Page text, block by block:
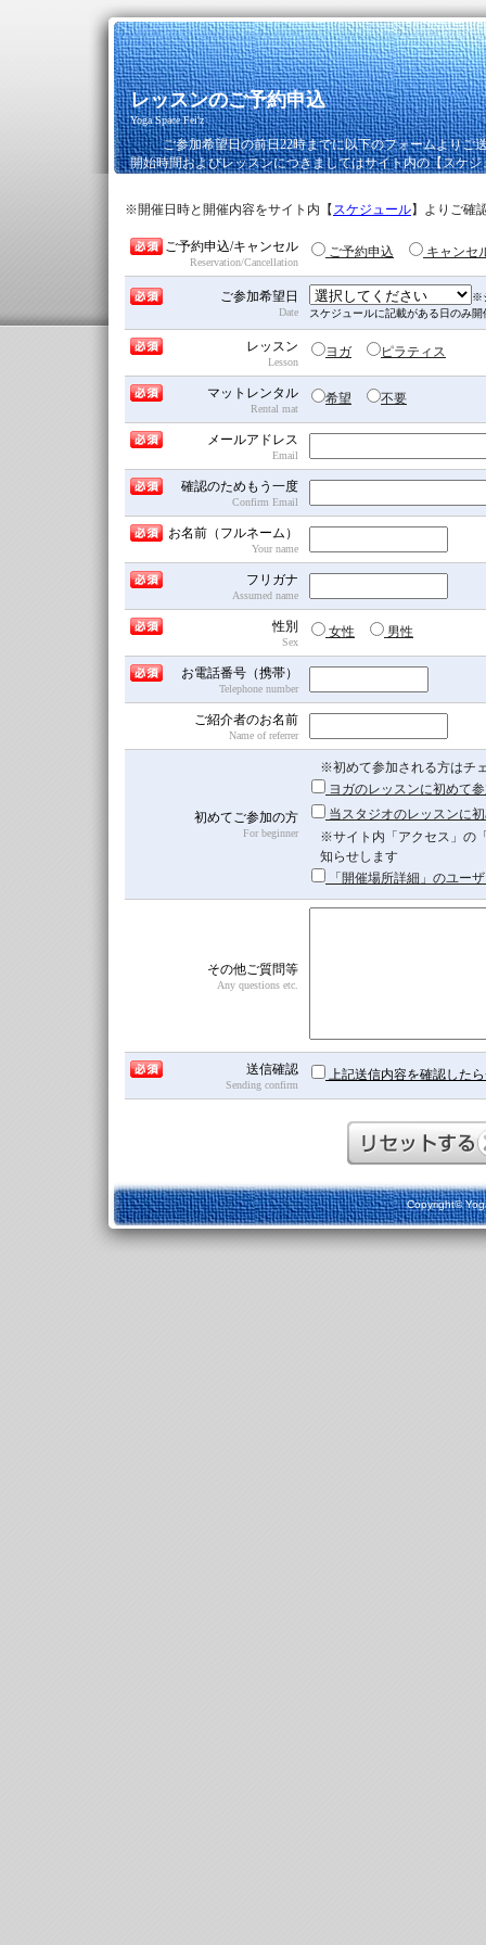
レッスンのご予約申込
Yoga Space Fei'z
ご参加希望日の前日22時までに以下のフォームよりご
開始時間およびレッスンにつきましてはサイト内の【スケ
間
違
っ
い
ま
と
連
絡
で
き
せ
※開催日時と開催内容をサイト内【 スケジュール】よりご確
ご予約申込/キャンセル
Reservation/Cancellation
ご予約申込 キャンセ
ご参加希望日
Date
※
スケジュールに記載がある日のみ
レッスン
Lesson
ヨガ ピラティス
マットレンタル
Rental mat
希望 不要
メールアドレス
Email
確認のためもう一度
Confirm Email
お名前（フルネーム）
Your name
フリガナ
Assumed name
性別
Sex
女性 男性
お電話番号（携帯）
Telephone number
ご紹介者のお名前
Name of referrer
初めてご参加の方
For beginner
※初めて参加される方はチ
ヨガのレッスンに初めて
当スタジオのレッスンに
※サイト内「アクセス」の
知らせします
「開催場所詳細」のユー
その他ご質問等
Any questions etc.
送信確認
Sending confirm
上記送信内容を確認した
Copyright©